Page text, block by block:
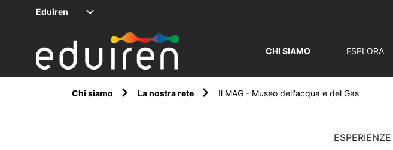
Eduiren
CHI SIAMO ESPLORA
Chi siamo La nostra rete Il MAG - Museo dell'acqua e del Gas